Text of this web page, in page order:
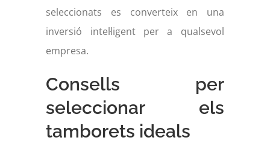
seleccionats es converteix en una
inversió intel·ligent per a qualsevol
empresa.
Consells per
seleccionar els
tamborets ideals